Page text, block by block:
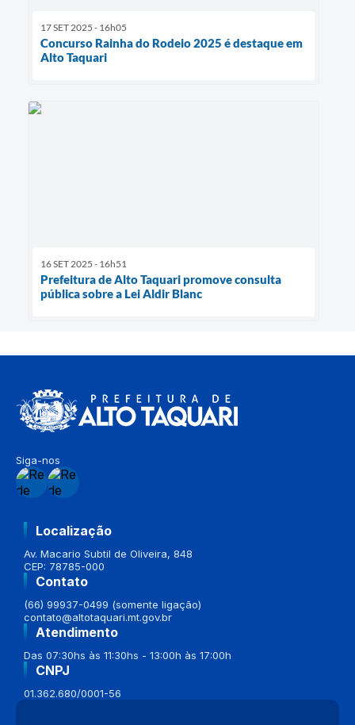
17 SET 2025 - 16h05
Concurso Rainha do Rodeio 2025 é destaque em
Alto Taquari
16 SET 2025 - 16h51
Prefeitura de Alto Taquari promove consulta
pública sobre a Lei Aldir Blanc
Siga-nos
Localização
Av. Macario Subtil de Oliveira, 848
CEP: 78785-000
Contato
(66) 99937-0499 (somente ligação)
contato@altotaquari.mt.gov.br
Atendimento
Das 07:30hs às 11:30hs - 13:00h às 17:00h
CNPJ
01.362.680/0001-56